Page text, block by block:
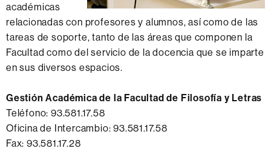
académicas
relacionadas con profesores y alumnos, así como de las
tareas de soporte, tanto de las áreas que componen la
Facultad como del servicio de la docencia que se imparte
en sus diversos espacios.
Gestión Académica de la Facultad de Filosofía y Letras
Teléfono: 93.581.17.58
Oficina de Intercambio: 93.581.17.58
Fax: 93.581.17.28